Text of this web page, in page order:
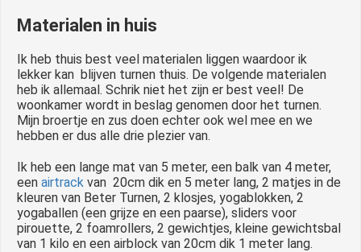
Materialen in huis
Ik heb thuis best veel materialen liggen waardoor ik
lekker kan blijven turnen thuis. De volgende materialen
heb ik allemaal. Schrik niet het zijn er best veel! De
woonkamer wordt in beslag genomen door het turnen.
Mijn broertje en zus doen echter ook wel mee en we
hebben er dus alle drie plezier van.
Ik heb een lange mat van 5 meter, een balk van 4 meter,
een airtrack van 20cm dik en 5 meter lang, 2 matjes in de
kleuren van Beter Turnen, 2 klosjes, yogablokken, 2
yogaballen (een grijze en een paarse), sliders voor
pirouette, 2 foamrollers, 2 gewichtjes, kleine gewichtsbal
van 1 kilo en een airblock van 20cm dik 1 meter lang.